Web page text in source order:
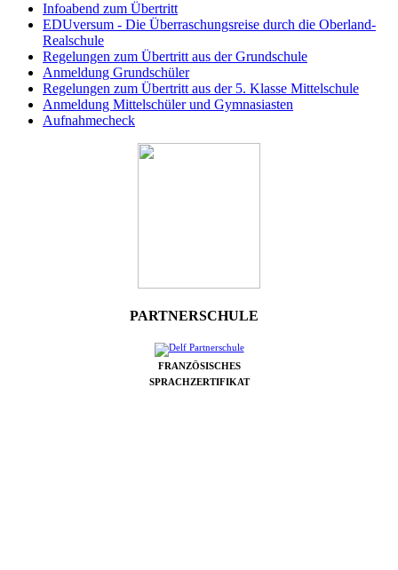
Infoabend zum Übertritt
EDUversum - Die Überraschungsreise durch die Oberland-
Realschule
Regelungen zum Übertritt aus der Grundschule
Anmeldung Grundschüler
Regelungen zum Übertritt aus der 5. Klasse Mittelschule
Anmeldung Mittelschüler und Gymnasiasten
Aufnahmecheck
PARTNERSCHULE
FRANZÖSISCHES
SPRACHZERTIFIKAT